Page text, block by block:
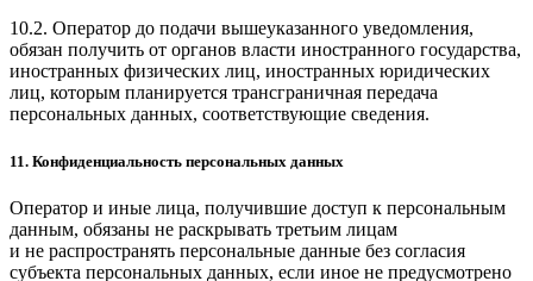
10.2. Оператор до подачи вышеуказанного уведомления,
обязан получить от органов власти иностранного государства,
иностранных физических лиц, иностранных юридических
лиц, которым планируется трансграничная передача
персональных данных, соответствующие сведения.
11. Конфиденциальность персональных данных
Оператор и иные лица, получившие доступ к персональным
данным, обязаны не раскрывать третьим лицам
и не распространять персональные данные без согласия
субъекта персональных данных, если иное не предусмотрено